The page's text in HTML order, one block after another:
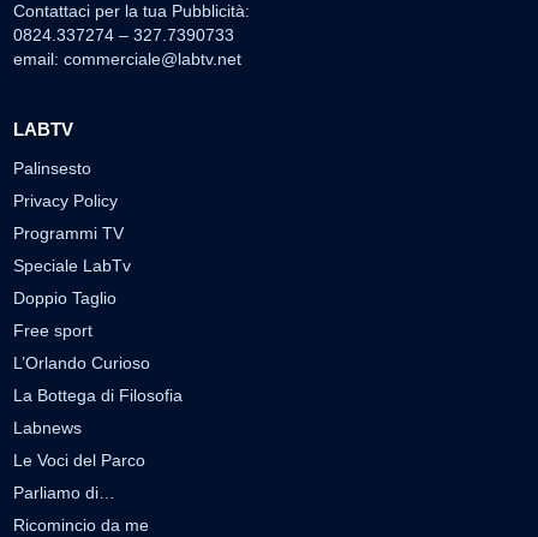
Contattaci per la tua Pubblicità:
0824.337274 – 327.7390733
email: commerciale@labtv.net
LABTV
Palinsesto
Privacy Policy
Programmi TV
Speciale LabTv
Doppio Taglio
Free sport
L’Orlando Curioso
La Bottega di Filosofia
Labnews
Le Voci del Parco
Parliamo di…
Ricomincio da me